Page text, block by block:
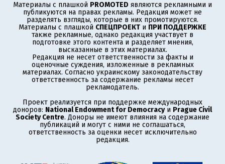
Материалы с плашкой PROMOTED являются рекламными и
публикуются на правах рекламы. Редакция может не
разделять взгляды, которые в них промотируются.
Материалы с плашкой СПЕЦПРОЕКТ и ПРИ ПОДДЕРЖКЕ
также рекламные, однако редакция участвует в
подготовке этого контента и разделяет мнения,
высказанные в этих материалах.
Редакция не несет ответственности за факты и
оценочные суждения, изложенные в рекламных
материалах. Согласно украинскому законодательству
ответственность за содержание рекламы несет
рекламодатель.
Проект реализуется при поддержке международных
доноров: National Endowment for Democracyи Prague Civil
Society Centre. Доноры не имеют влияния на содержание
публикаций и могут с ними не соглашаться,
ответственность за оценки несет исключительно
редакция.